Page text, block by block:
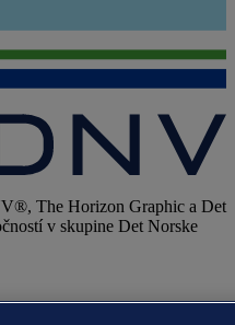
The Horizon Graphic a Det
v skupine Det Norske